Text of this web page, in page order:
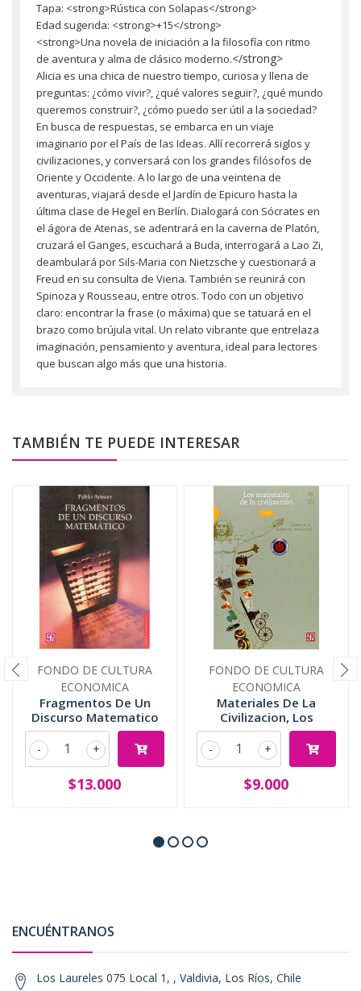
Tapa: <strong>Rústica con Solapas</strong>
Edad sugerida: <strong>+15</strong>
<strong>Una novela de iniciación a la filosofía con ritmo
de aventura y alma de clásico moderno.</strong>
Alicia es una chica de nuestro tiempo, curiosa y llena de
preguntas: ¿cómo vivir?, ¿qué valores seguir?, ¿qué mundo
queremos construir?, ¿cómo puedo ser útil a la sociedad?
En busca de respuestas, se embarca en un viaje
imaginario por el País de las Ideas. Allí recorrerá siglos y
civilizaciones, y conversará con los grandes filósofos de
Oriente y Occidente. A lo largo de una veintena de
aventuras, viajará desde el Jardín de Epicuro hasta la
última clase de Hegel en Berlín. Dialogará con Sócrates en
el ágora de Atenas, se adentrará en la caverna de Platón,
cruzará el Ganges, escuchará a Buda, interrogará a Lao Zi,
deambulará por Sils-Maria con Nietzsche y cuestionará a
Freud en su consulta de Viena. También se reunirá con
Spinoza y Rousseau, entre otros. Todo con un objetivo
claro: encontrar la frase (o máxima) que se tatuará en el
brazo como brújula vital. Un relato vibrante que entrelaza
imaginación, pensamiento y aventura, ideal para lectores
que buscan algo más que una historia.
TAMBIÉN TE PUEDE INTERESAR
FONDO DE CULTURA
ECONOMICA
Fragmentos De Un
Discurso Matematico
+
-
$13.000
FONDO DE CULTURA
ECONOMICA
Materiales De La
Civilizacion, Los
+
-
$9.000
ENCUÉNTRANOS
Los Laureles 075 Local 1, , Valdivia, Los Ríos, Chile